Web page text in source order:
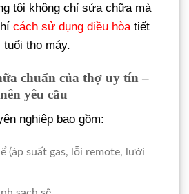
tôi không chỉ sửa chữa mà
cách sử dụng điều hòatiết
tuổi thọ máy.
chuẩn của thợ uy tín –
yêu cầu
nghiệp bao gồm:
(áp suất gas, lỗi remote, lưới